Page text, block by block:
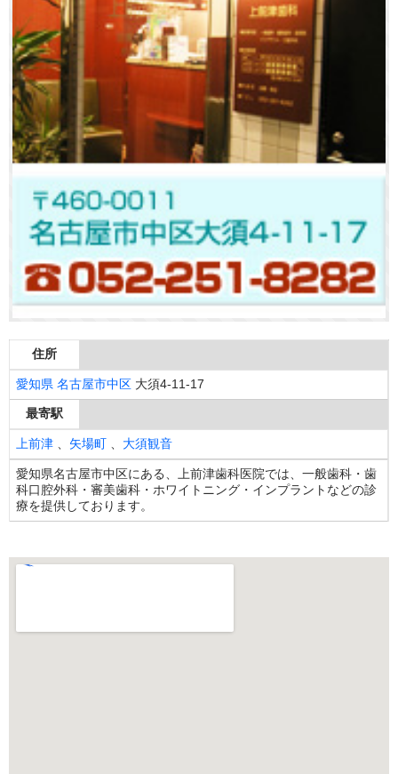
住所
愛知県 名古屋市中区 大須4-11-17
最寄駅
上前津 矢場町 大須観音
愛知県名古屋市中区にある、上前津歯科医院では、一般歯科・歯
科口腔外科・審美歯科・ホワイトニング・インプラントなどの診
療を提供しております。